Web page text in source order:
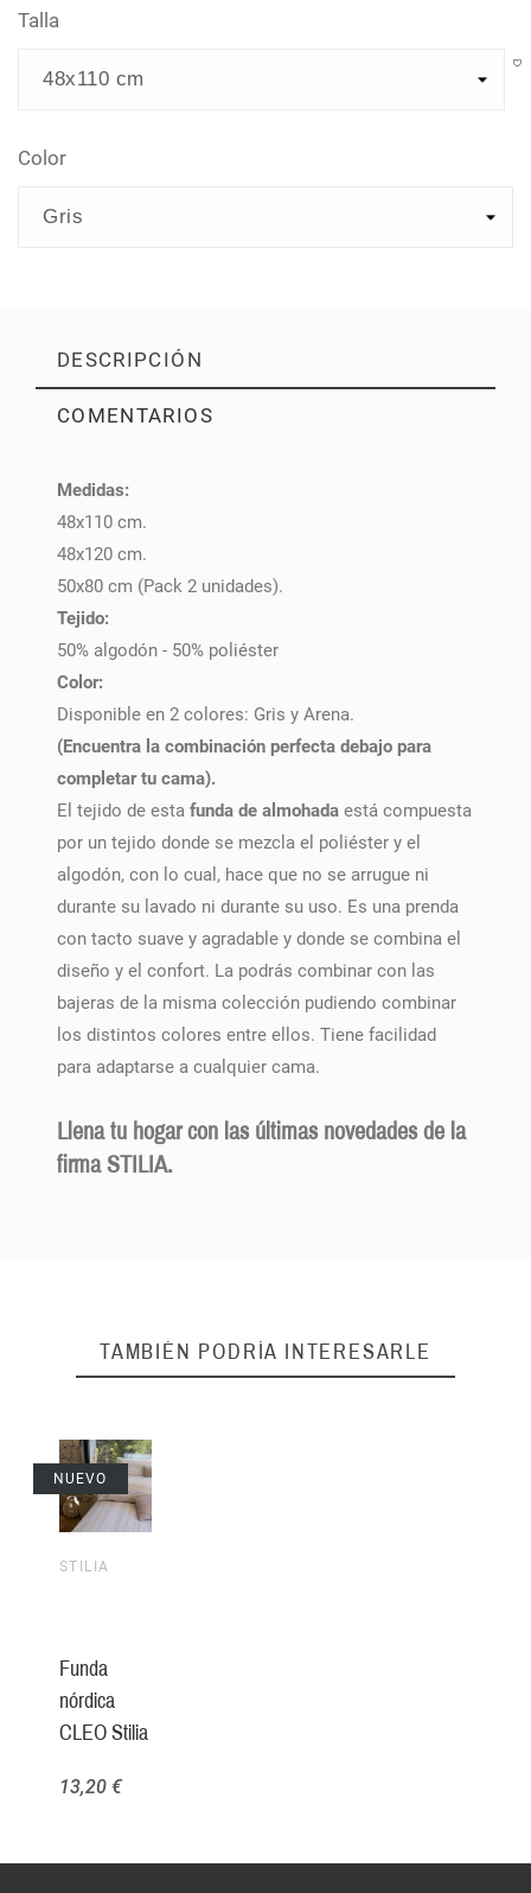
Talla
Color
DESCRIPCIÓN
COMENTARIOS
Medidas:
48x110 cm.
48x120 cm.
50x80 cm (Pack 2 unidades).
Tejido:
50% algodón - 50% poliéster
Color:
Disponible en 2 colores: Gris y Arena.
(Encuentra la combinación perfecta debajo para
completar tu cama).
El tejido de esta funda de almohada está compuesta
por un tejido donde se mezcla el poliéster y el
algodón, con lo cual, hace que no se arrugue ni
durante su lavado ni durante su uso. Es una prenda
con tacto suave y agradable y donde se combina el
diseño y el confort. La podrás combinar con las
bajeras de la misma colección pudiendo combinar
los distintos colores entre ellos. Tiene facilidad
para adaptarse a cualquier cama.
Llena tu hogar con las últimas novedades de la
firma STILIA.
PULSE AQUÍ PARA DEJAR SU OPINIÓN
TAMBIÉN PODRÍA INTERESARLE
STILIA
Funda
nórdica
CLEO Stilia
13,20 €
NUEVO